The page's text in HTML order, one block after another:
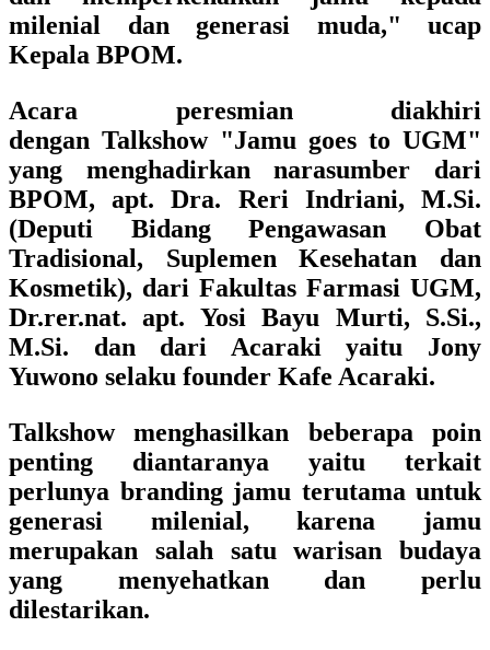
milenial dan generasi muda," ucap
Kepala BPOM.
Acara peresmian diakhiri
dengan Talkshow "Jamu goes to UGM"
yang menghadirkan narasumber dari
BPOM, apt. Dra. Reri Indriani, M.Si.
(Deputi Bidang Pengawasan Obat
Tradisional, Suplemen Kesehatan dan
Kosmetik), dari Fakultas Farmasi UGM,
Dr.rer.nat. apt. Yosi Bayu Murti, S.Si.,
M.Si. dan dari Acaraki yaitu Jony
Yuwono selaku founder Kafe Acaraki.
Talkshow menghasilkan beberapa poin
penting diantaranya yaitu terkait
perlunya branding jamu terutama untuk
generasi milenial, karena jamu
merupakan salah satu warisan budaya
yang menyehatkan dan perlu
dilestarikan.